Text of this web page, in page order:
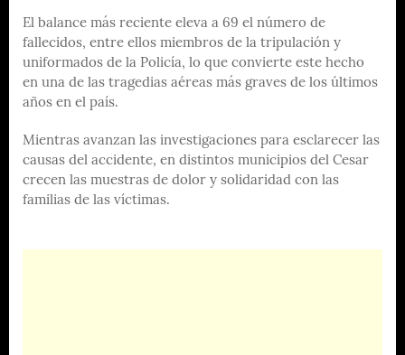
El balance más reciente eleva a 69 el número de
fallecidos, entre ellos miembros de la tripulación y
uniformados de la Policía, lo que convierte este hecho
en una de las tragedias aéreas más graves de los últimos
años en el país.
Mientras avanzan las investigaciones para esclarecer las
causas del accidente, en distintos municipios del Cesar
crecen las muestras de dolor y solidaridad con las
familias de las víctimas.